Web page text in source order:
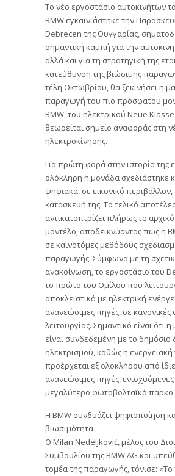
Το νέο εργοστάσιο αυτοκινήτων
BMW εγκαινιάστηκε την
Debrecen της Ουγγαρίας,
σημαντική καμπή για την
αλλά και για τη στρατηγική της
κατεύθυνση της βιώσιμης
τέλη Οκτωβρίου, θα ξεκινήσει η
παραγωγή του πιο πρόσφατου
BMW, του ηλεκτρικού Neue
θεωρείται σημείο αναφοράς στη
ηλεκτροκίνησης.
Για πρώτη φορά στην ιστορία της
ολόκληρη η μονάδα σχεδιάστηκε
ψηφιακά, σε εικονικό
κατασκευή της. Το τελικό
αντικατοπτρίζει πλήρως το
μοντέλο, αποδεικνύοντας πως η
σε καινοτόμες μεθόδους
παραγωγής. Σύμφωνα με τη
ανακοίνωση, το εργοστάσιο του
το πρώτο του Ομίλου που
αποκλειστικά με ηλεκτρική
ανανεώσιμες πηγές, σε κανονικές
λειτουργίας. Σημαντικό είναι ότι
είναι συνδεδεμένη με το δημόσιο
ηλεκτρισμού, καθώς η
προέρχεται εξ ολοκλήρου από
ανανεώσιμες πηγές,
μεγαλύτερο φωτοβολταϊκό πάρκο
Η BMW συνδυάζει ψηφιοποίηση
βιωσιμότητα
Ο Milan Nedeljković, μέλος του
Συμβουλίου της BMW AG και
τομέα της παραγωγής, τόνισε: «Το